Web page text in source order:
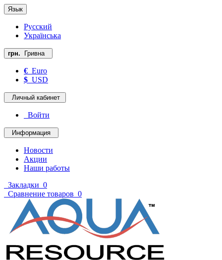
Язык
Русский
Українська
грн. Гривна
€ Euro
$ USD
Личный кабинет
Войти
Информация
Новости
Акции
Наши работы
Закладки 0
Сравнение товаров 0